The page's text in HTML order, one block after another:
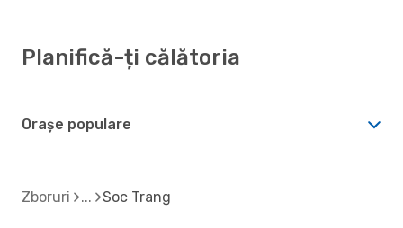
Planifică-ți călătoria
Orașe populare
Zboruri Soc Trang